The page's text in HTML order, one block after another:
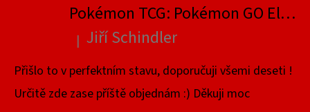
Pokémon TCG: Pokémon GO Elite Trainer Box
Hodnocení produktu je 5 z 5 hvězdiček.
| Jiří Schindler
Přišlo to v perfektním stavu, doporučuji všemi deseti !
Určitě zde zase příště objednám :) Děkuji moc